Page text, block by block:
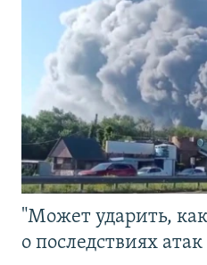
"Может ударить,
о последствиях